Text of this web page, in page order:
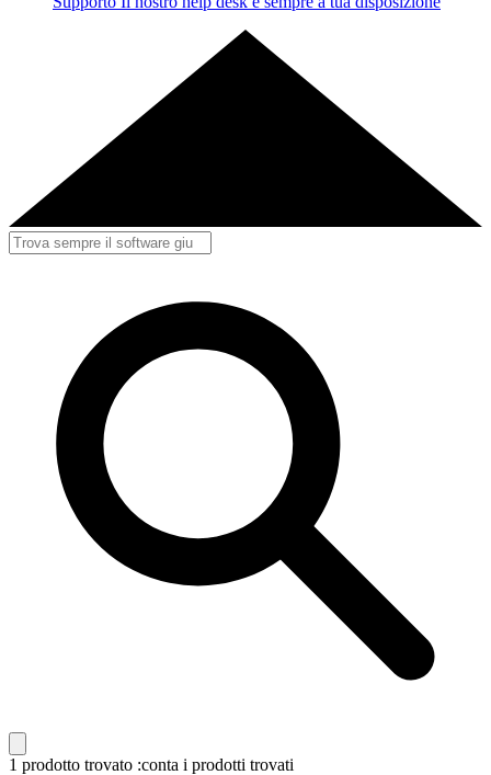
1 prodotto trovato :conta i prodotti trovati